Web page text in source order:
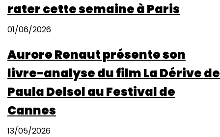
rater cette semaine à Paris
01/06/2026
Aurore Renaut présente son
livre-analyse du film La Dérive de
Paula Delsol au Festival de
Cannes
13/05/2026